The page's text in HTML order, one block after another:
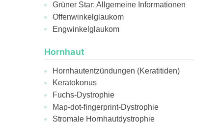
Grüner Star: Allgemeine Informationen
Offenwinkelglaukom
Engwinkelglaukom
Hornhaut
Hornhautentzündungen (Keratitiden)
Keratokonus
Fuchs-Dystrophie
Map-dot-fingerprint-Dystrophie
Stromale Hornhautdystrophie